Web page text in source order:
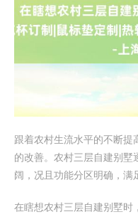
跟着农村生流水平的不断提
的改善。农村三层自建别墅
阔，况且功能分区明确，满
在瞎想农村三层自建别墅时